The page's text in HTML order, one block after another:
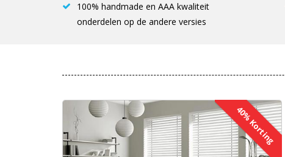
100% handmade en AAA kwaliteit
onderdelen op de andere versies
40% Korting